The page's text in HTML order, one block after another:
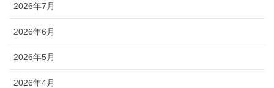
2026年7月
2026年6月
2026年5月
2026年4月